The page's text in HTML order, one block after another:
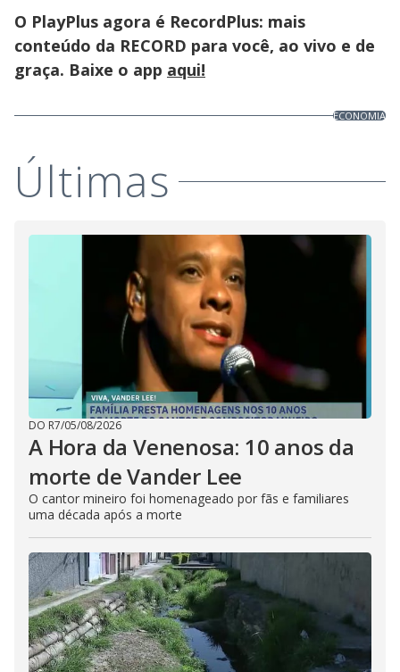
O PlayPlus agora é RecordPlus: mais
conteúdo da RECORD para você, ao vivo e de
graça. Baixe o app aqui!
ECONOMIA
Últimas
DO R7/05/08/2026
A Hora da Venenosa: 10 anos da
morte de Vander Lee
O cantor mineiro foi homenageado por fãs e familiares
uma década após a morte